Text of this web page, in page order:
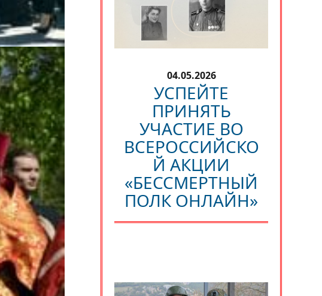
04.05.2026
УСПЕЙТЕ
ПРИНЯТЬ
УЧАСТИЕ ВО
ВСЕРОССИЙСКО
Й АКЦИИ
«БЕССМЕРТНЫЙ
ПОЛК ОНЛАЙН»